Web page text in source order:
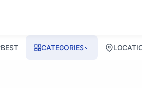
BEST CATEGORIES